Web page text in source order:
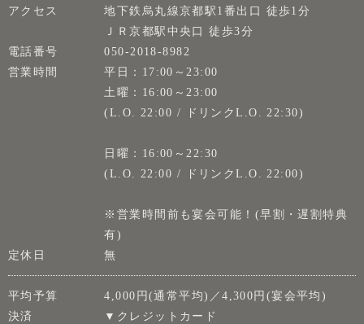
アクセス
地下鉄烏丸線京都駅1番出口 徒歩1分
ＪＲ京都駅中央口 徒歩3分
電話番号
050-2018-8982
営業時間
平日：17:00～23:00
土曜：16:00～23:00
(L.O. 22:00 / ドリンクL.O. 22:30)
日曜：16:00～22:30
(L.O. 22:00 / ドリンクL.O. 22:00)
※営業時間前も宴会可能！(早割・遅割特典
有)
定休日
無
平均予算
4,000円(通常平均)／4,300円(宴会平均)
決済
▼クレジットカード